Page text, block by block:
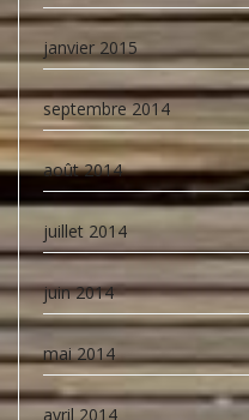
janvier 2015
septembre 2014
août 2014
juillet 2014
juin 2014
mai 2014
avril 2014